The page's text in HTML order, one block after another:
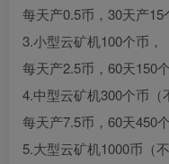
每天产0.5币，30天产
3.小型云矿机100个币，
每天产2.5币，60天150
4.中型云矿机300个币（
每天产7.5币，60天450
5.大型云矿机1000币（不